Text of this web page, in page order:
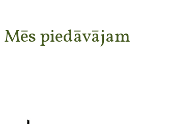
Mēs piedāvājam